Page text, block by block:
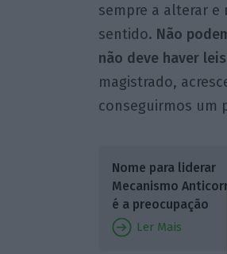
sempre a alterar e
sentido. Não
não deve haver
magistrado,
conseguirmos um
Nome para liderar
Mecanismo
é a preocupação
Ler Mais